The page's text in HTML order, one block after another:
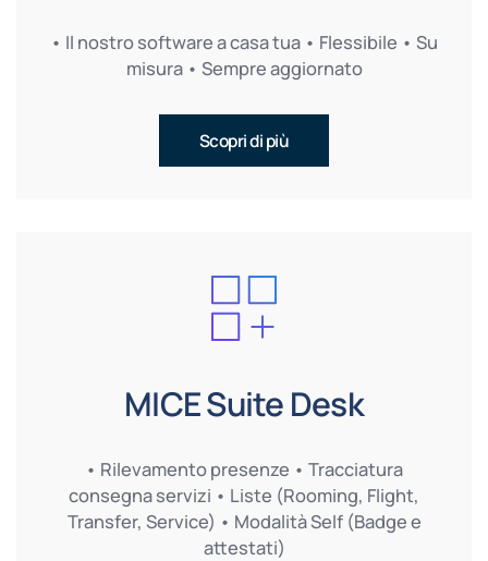
• Il nostro software a casa tua • Flessibile • Su
misura • Sempre aggiornato
Scopri di più
MICE Suite Desk
• Rilevamento presenze • Tracciatura
consegna servizi • Liste (Rooming, Flight,
Transfer, Service) • Modalità Self (Badge e
attestati)